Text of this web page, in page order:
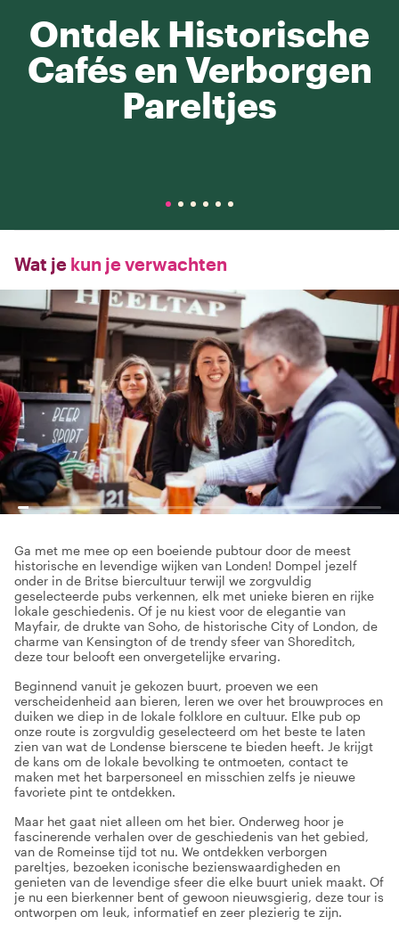
Ontdek Historische
Cafés en Verborgen
Pareltjes
Wat je kun je verwachten
Ga met me mee op een boeiende pubtour door de meest
historische en levendige wijken van Londen! Dompel jezelf
onder in de Britse biercultuur terwijl we zorgvuldig
geselecteerde pubs verkennen, elk met unieke bieren en rijke
lokale geschiedenis. Of je nu kiest voor de elegantie van
Mayfair, de drukte van Soho, de historische City of London, de
charme van Kensington of de trendy sfeer van Shoreditch,
deze tour belooft een onvergetelijke ervaring.
Beginnend vanuit je gekozen buurt, proeven we een
verscheidenheid aan bieren, leren we over het brouwproces en
duiken we diep in de lokale folklore en cultuur. Elke pub op
onze route is zorgvuldig geselecteerd om het beste te laten
zien van wat de Londense bierscene te bieden heeft. Je krijgt
de kans om de lokale bevolking te ontmoeten, contact te
maken met het barpersoneel en misschien zelfs je nieuwe
favoriete pint te ontdekken.
Maar het gaat niet alleen om het bier. Onderweg hoor je
fascinerende verhalen over de geschiedenis van het gebied,
van de Romeinse tijd tot nu. We ontdekken verborgen
pareltjes, bezoeken iconische bezienswaardigheden en
genieten van de levendige sfeer die elke buurt uniek maakt. Of
je nu een bierkenner bent of gewoon nieuwsgierig, deze tour is
ontworpen om leuk, informatief en zeer plezierig te zijn.